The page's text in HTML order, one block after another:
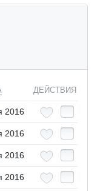
ДЕЙСТВИЯ
2016
2016
2016
2016